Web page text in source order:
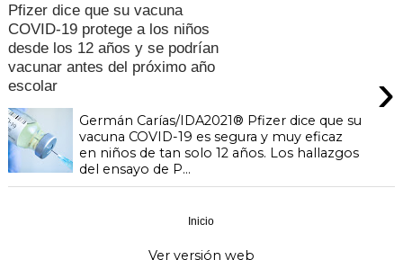
Pfizer dice que su vacuna
COVID-19 protege a los niños
desde los 12 años y se podrían
vacunar antes del próximo año
escolar
›
Germán Carías/IDA2021® Pfizer dice que su
vacuna COVID-19 es segura y muy eficaz
en niños de tan solo 12 años. Los hallazgos
del ensayo de P...
Inicio
Ver versión web